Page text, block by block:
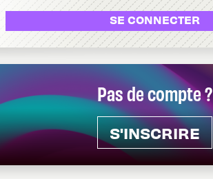
Pas de compte ?
S'INSCRIRE
SE CONNECTER